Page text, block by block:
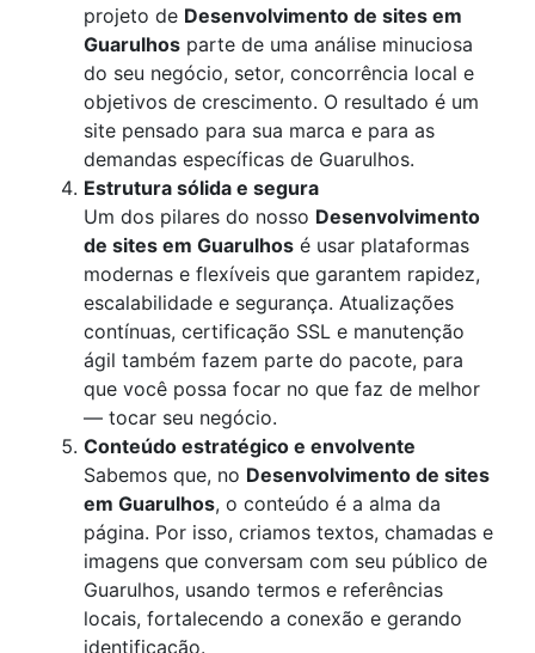
projeto de Desenvolvimento de sites em
Guarulhos parte de uma análise minuciosa
do seu negócio, setor, concorrência local e
objetivos de crescimento. O resultado é um
site pensado para sua marca e para as
demandas específicas de Guarulhos.
Estrutura sólida e segura
Um dos pilares do nosso Desenvolvimento
de sites em Guarulhos é usar plataformas
modernas e flexíveis que garantem rapidez,
escalabilidade e segurança. Atualizações
contínuas, certificação SSL e manutenção
ágil também fazem parte do pacote, para
que você possa focar no que faz de melhor
— tocar seu negócio.
Conteúdo estratégico e envolvente
Sabemos que, no Desenvolvimento de sites
em Guarulhos, o conteúdo é a alma da
página. Por isso, criamos textos, chamadas e
imagens que conversam com seu público de
Guarulhos, usando termos e referências
locais, fortalecendo a conexão e gerando
identificação.